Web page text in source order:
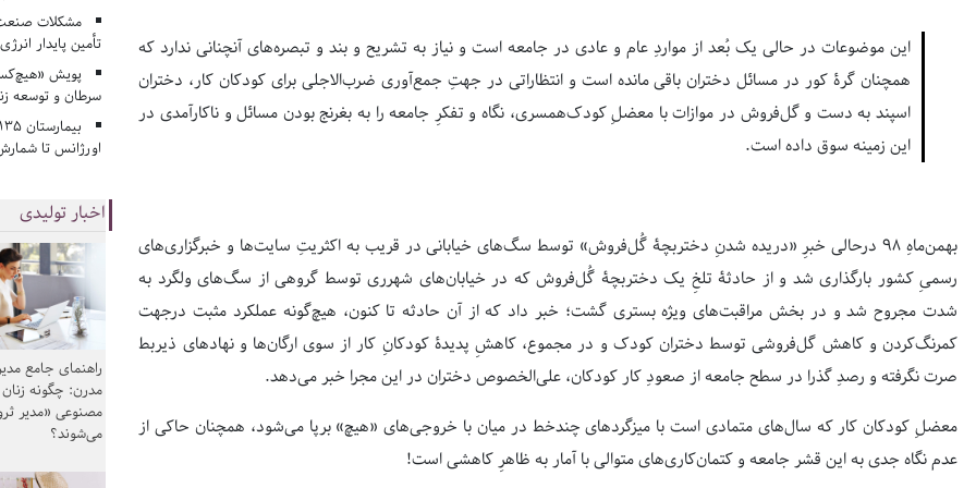
این موضوعات در حالی یک بُعد از مواردِ عام و عادی در جامعه است و نیاز به تشریح و بند و تبصره‌های آنچنانی ندارد که
همچنان گرۀ کور در مسائل دختران باقی مانده است و انتظاراتی در جهتِ جمع‌آوری ضرب‌الاجلی برای کودکان کار، دختران
اسپند به دست و گل‌فروش در موازات با معضلِ کودک‌همسری، نگاه و تفکرِ جامعه را به بغرنج بودن مسائل و ناکارآمدی در
این زمینه سوق داده است.
بهمن‌ماهِ 98 درحالی خبرِ «دریده ‌شدنِ دختربچۀ گُل‌فروش» توسط سگ‌های خیابانی در قریب به اکثریتِ سایت‌ها و خبرگزاری‌های
رسمیِ کشور بارگذاری شد و از حادثۀ تلخِ یک دختربچۀ گُل‌فروش که در خیابان‌های شهرری توسط گروهی از سگ‌های ولگرد به
شدت مجروح شد و در بخش مراقبت‌های ویژه بستری گشت؛ خبر داد که از آن حادثه تا کنون، هیچ‌گونه عملکرد مثبت درجهت
کمرنگ‌کردن و کاهش گل‌فروشی توسط دختران کودک و در مجموع، کاهشِ پدیدۀ کودکانِ کار از سوی ارگان‌ها و نهادهای ذی‎ربط
صرت نگرفته و رصدِ گذرا در سطح جامعه از صعودِ کار کودکان، علی‌الخصوص دختران در این مجرا خبر می‌دهد.
معضلِ کودکان ‌کار که سال‌های متمادی است با میزگردهای چندخط در میان با خروجی‌های «هیچ» برپا می‌شود، همچنان حاکی از
عدم نگاه جدی به این قشر جامعه و کتمان‌کاری‌های متوالی با آمار به ظاهرِ کاهشی است!
مشکلات صنعت
تأمین پایدار
پویش «هیچ‌کس
سرطان و توسعه
اورژانس تا
اخبار تولیدی
راهنمای جامع
مدرن: چگونه
مصنوعی «مدیر
می‌شوند؟